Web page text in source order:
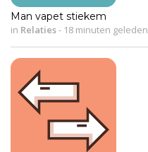
Man vapet stiekem
in Relaties- 18 minuten geleden